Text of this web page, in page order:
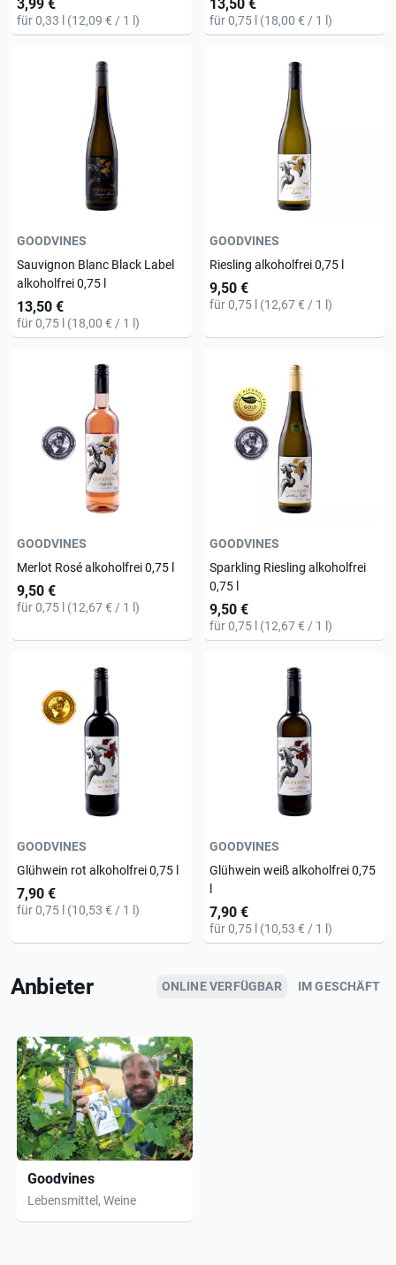
3,99 €
für 0,33 l (12,09 € / 1 l)
13,50 €
für 0,75 l (18,00 € / 1 l)
GOODVINES
Sauvignon Blanc Black Label
alkoholfrei 0,75 l
13,50 €
für 0,75 l (18,00 € / 1 l)
GOODVINES
Riesling alkoholfrei 0,75 l
9,50 €
für 0,75 l (12,67 € / 1 l)
GOODVINES
Merlot Rosé alkoholfrei 0,75 l
9,50 €
für 0,75 l (12,67 € / 1 l)
GOODVINES
Sparkling Riesling alkoholfrei
0,75 l
9,50 €
für 0,75 l (12,67 € / 1 l)
GOODVINES
Glühwein rot alkoholfrei 0,75 l
7,90 €
für 0,75 l (10,53 € / 1 l)
GOODVINES
Glühwein weiß alkoholfrei 0,75
7,90 €
für 0,75 l (10,53 € / 1 l)
Anbieter ONLINE VERFÜGBAR IM GESCHÄFT
Goodvines
Lebensmittel, Weine